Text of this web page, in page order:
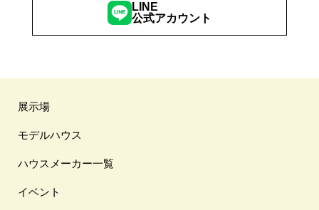
LINE
公式アカウント
展示場
モデルハウス
ハウスメーカー一覧
イベント